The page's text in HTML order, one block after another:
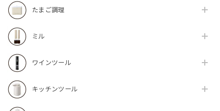
たまご調理
ミル
ワインツール
キッチンツール